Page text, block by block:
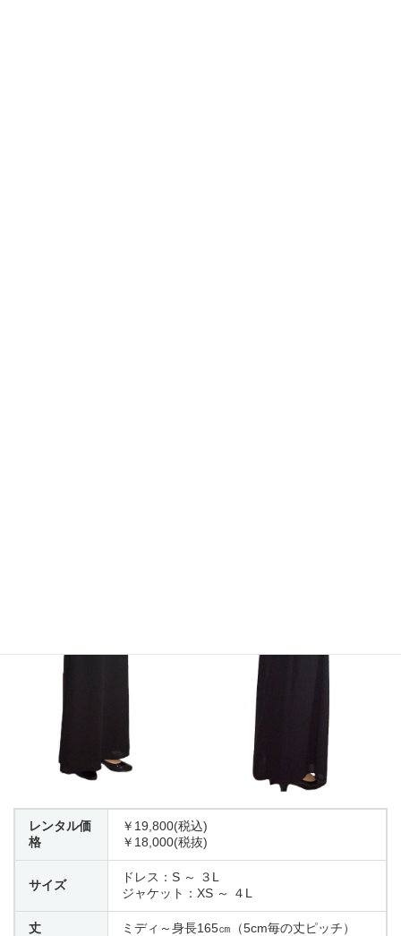
レンタル価
格
￥19,800(税込)
￥18,000(税抜)
サイズ
ドレス：S ～ ３L
ジャケット：XS ～ ４L
丈 ミディ～身長165㎝（5cm毎の丈ピッチ）